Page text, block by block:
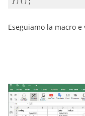
Eseguiamo la macro